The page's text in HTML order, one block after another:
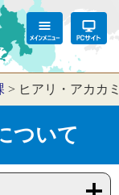
> ヒアリ・アカカ
ついて